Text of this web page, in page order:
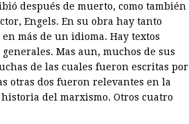
después de muerto, como también
Engels. En su obra hay tanto
más de un idioma. Hay textos
Mas aun, muchos de sus
de las cuales fueron escritas por
otras dos fueron relevantes en la
del marxismo. Otros cuatro